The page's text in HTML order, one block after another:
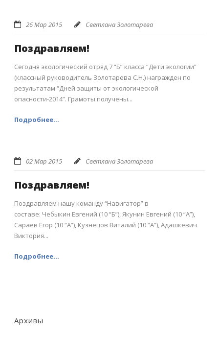
26 Мар 2015 Светлана Золотарева
Поздравляем!
Сегодня экологический отряд 7 “Б” класса “Дети экологии”
(классный руководитель Золотарева С.Н.) награжден по
результатам “Дней защиты от экологической
опасности-2014”. Грамоты получены...
Подробнее...
02 Мар 2015 Светлана Золотарева
Поздравляем!
Поздравляем нашу команду “Навигатор” в
составе: Чебыкин Евгений (10 “Б”), Якунин Евгений (10 “А”),
Сараев Егор (10 “А”), Кузнецов Виталий (10 “А”), Адашкевич
Виктория...
Подробнее...
Архивы